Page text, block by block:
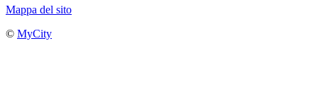
Mappa del sito
© MyCity